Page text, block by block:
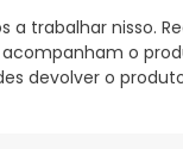
trabalhar nisso.
o
devolver o